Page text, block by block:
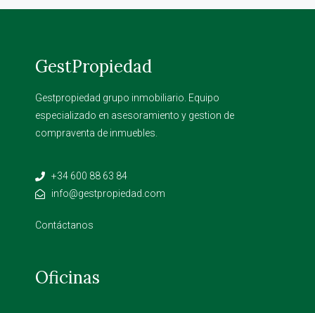
GestPropiedad
Gestpropiedad grupo inmobiliario. Equipo
especializado en asesoramiento y gestion de
compraventa de inmuebles.
+34 600 88 63 84
info@gestpropiedad.com
Contáctanos
Oficinas